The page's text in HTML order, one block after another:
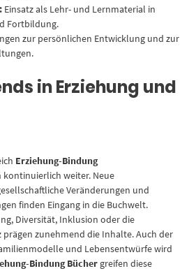
Einsatz als Lehr- und Lernmaterial in
Fortbildung.
zur persönlichen Entwicklung und zur
in Erziehung und
Erziehung-Bindung
kontinuierlich weiter. Neue
Veränderungen und
finden Eingang in die Buchwelt.
Diversität, Inklusion oder die
prägen zunehmend die Inhalte. Auch der
und Lebensentwürfe wird
Bindung Bücher greifen diese